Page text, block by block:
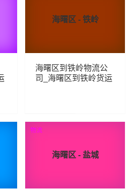
海曙区 - 铁岭
海曙区到铁岭物流公
司_海曙区到铁岭货运
156 查看详细
海曙区 - 盐城
物流